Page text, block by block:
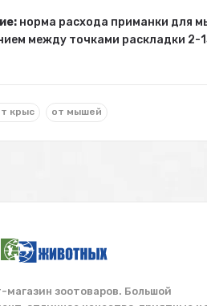
норма расхода приманки для
между точками раскладки 2-
крыс от мышей
магазин зоотоваров. Большой